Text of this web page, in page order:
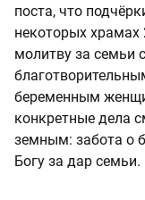
поста, что
некоторых
молитву за семьи
беременным
конкретные дела
земным: забота о
Богу за дар семьи.